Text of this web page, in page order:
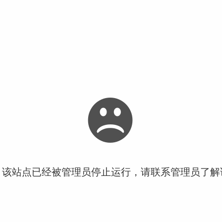
站点已经被管理员停止运行，请联系管理员了